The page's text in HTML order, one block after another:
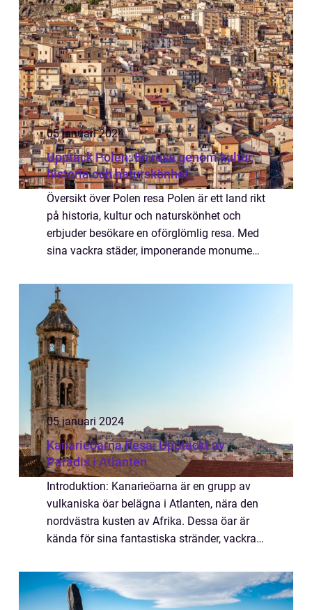
05 januari 2024
Upptäck Polen: En resa genom kultur,
historia och naturskönhet
Översikt över Polen resa Polen är ett land rikt
på historia, kultur och naturskönhet och
erbjuder besökare en oförglömlig resa. Med
sina vackra städer, imponerande monument
erbjuda alla resenärer. I denna a...
05 januari 2024
Kanarieöarna Resa: Upptäckt av
Paradis i Atlanten
Introduktion: Kanarieöarna är en grupp av
vulkaniska öar belägna i Atlanten, nära den
nordvästra kusten av Afrika. Dessa öar är
kända för sina fantastiska stränder, vackra
som lockar besökare från hela världe...